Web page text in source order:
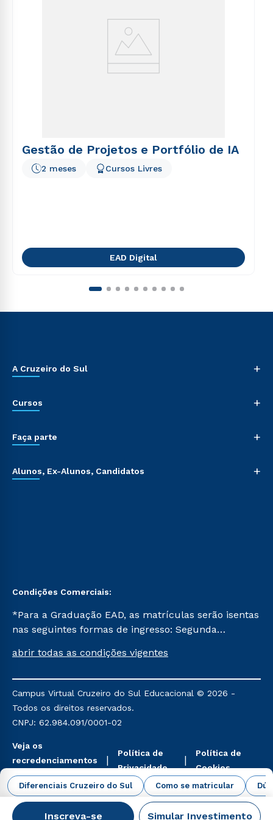
Diferenciais Cruzeiro do Sul Como se matricular
Inscreva-se Simular Investimento
Gestão de Projetos e Portfólio de IA
2 meses Cursos Livres
EAD Digital
A Cruzeiro do Sul +
Cursos +
Faça parte +
Alunos, Ex-Alunos, Candidatos +
Condições Comerciais:
*Para a Graduação EAD, as matrículas serão isentas
nas seguintes formas de ingresso: Segunda
Já para as demais, a taxa de matrícula será de R$
mencionadas são referentes aos cursos: Ensino
Religioso, Geografia para a Docência e Metodologia
do Ensino de História: Questões Atuais.
abrir todas as condições vigentes
Campus Virtual Cruzeiro do Sul Educacional © 2026 -
Todos os direitos reservados.
CNPJ: 62.984.091/0001-02
Veja os
recredenciamentos
aqui
Política de
Privacidade
Política de
Cookies